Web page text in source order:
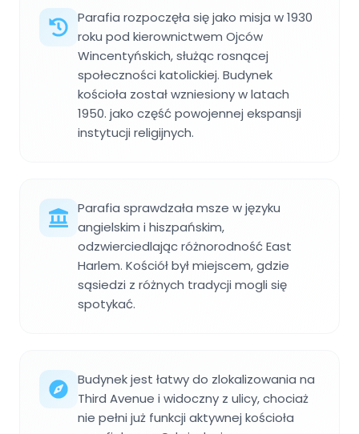
Parafia rozpoczęła się jako misja w 1930
roku pod kierownictwem Ojców
Wincentyńskich, służąc rosnącej
społeczności katolickiej. Budynek
kościoła został wzniesiony w latach
1950. jako część powojennej ekspansji
instytucji religijnych.
Parafia sprawdzała msze w języku
angielskim i hiszpańskim,
odzwierciedlając różnorodność East
Harlem. Kościół był miejscem, gdzie
sąsiedzi z różnych tradycji mogli się
spotykać.
Budynek jest łatwy do zlokalizowania na
Third Avenue i widoczny z ulicy, chociaż
nie pełni już funkcji aktywnej kościoła